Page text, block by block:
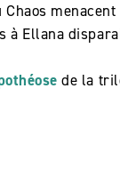
à Ellana
de la